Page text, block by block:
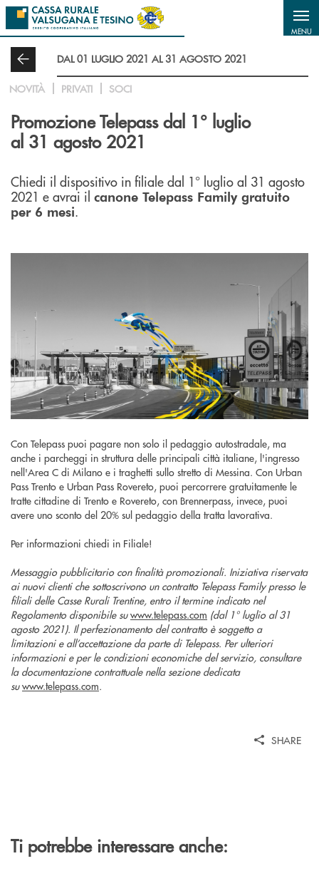
Salta al contenuto principale
MENU
DAL 01 LUGLIO 2021 AL 31 AGOSTO 2021
NOVITÀ PRIVATI SOCI
Promozione Telepass dal 1° luglio
al 31 agosto 2021
Chiedi il dispositivo in filiale dal 1° luglio al 31 agosto
2021 e avrai il canone Telepass Family gratuito
per 6 mesi.
Con Telepass puoi pagare non solo il pedaggio autostradale, ma
anche i parcheggi in struttura delle principali città italiane, l'ingresso
nell'Area C di Milano e i traghetti sullo stretto di Messina. Con Urban
Pass Trento e Urban Pass Rovereto, puoi percorrere gratuitamente le
tratte cittadine di Trento e Rovereto, con Brennerpass, invece, puoi
avere uno sconto del 20% sul pedaggio della tratta lavorativa.
Per informazioni chiedi in Filiale!
Messaggio pubblicitario con finalità promozionali. Iniziativa riservata
ai nuovi clienti che sottoscrivono un contratto Telepass Family presso le
filiali delle Casse Rurali Trentine, entro il termine indicato nel
Regolamento disponibile su www.telepass.com (dal 1° luglio al 31
agosto 2021). Il perfezionamento del contratto è soggetto a
limitazioni e all’accettazione da parte di Telepass. Per ulteriori
informazioni e per le condizioni economiche del servizio, consultare
la documentazione contrattuale nella sezione dedicata
suwww.telepass.com.
SHARE
Ti potrebbe interessare anche: